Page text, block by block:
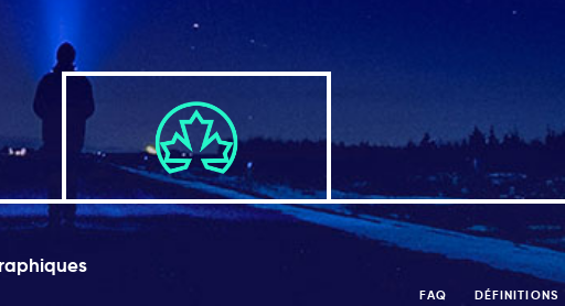
FAQ DÉFINITIONS